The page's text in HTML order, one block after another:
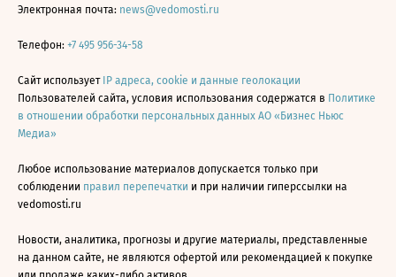
Электронная почта: news@vedomosti.ru
Телефон: +7 495 956-34-58
Сайт использует IP адреса, cookie и данные геолокации
Пользователей сайта, условия использования содержатся в Политике
в отношении обработки персональных данных АО «Бизнес Ньюс
Медиа»
Любое использование материалов допускается только при
соблюдении правил перепечатки и при наличии гиперссылки на
vedomosti.ru
Новости, аналитика, прогнозы и другие материалы, представленные
на данном сайте, не являются офертой или рекомендацией к покупке